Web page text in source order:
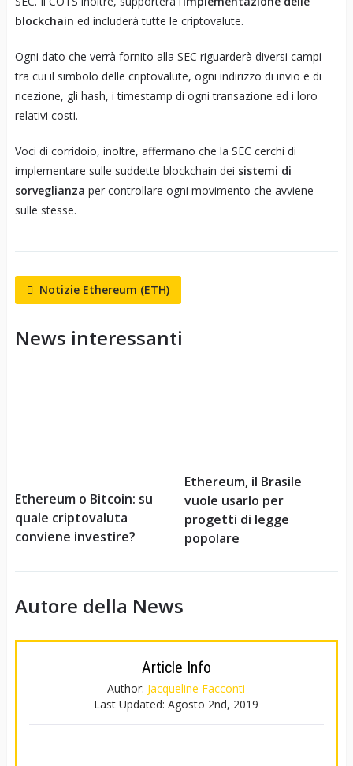
blockchain ed includerà tutte le criptovalute.
Ogni dato che verrà fornito alla SEC riguarderà diversi campi
tra cui il simbolo delle criptovalute, ogni indirizzo di invio e di
ricezione, gli hash, i timestamp di ogni transazione ed i loro
relativi costi.
Voci di corridoio, inoltre, affermano che la SEC cerchi di
implementare sulle suddette blockchain dei sistemi di
sorveglianza per controllare ogni movimento che avviene
sulle stesse.
Notizie Ethereum (ETH)
News interessanti
Ethereum o Bitcoin: su
quale criptovaluta
conviene investire?
Ethereum, il Brasile
vuole usarlo per
progetti di legge
popolare
Autore della News
Article Info
Author: Jacqueline Facconti
Last Updated:Agosto 2nd, 2019